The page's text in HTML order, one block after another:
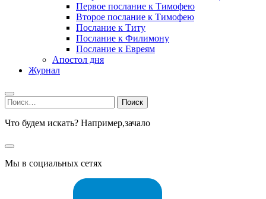
Первое послание к Тимофею
Второе послание к Тимофею
Послание к Титу
Послание к Филимону
Послание к Евреям
Апостол дня
Журнал
Найти:
Что будем искать? Например,зачало
Мы в социальных сетях